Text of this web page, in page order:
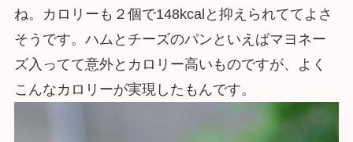
ね。カロリーも２個で148kcalと抑えられててよさ
そうです。ハムとチーズのパンといえばマヨネー
ズ入ってて意外とカロリー高いものですが、よく
こんなカロリーが実現したもんです。